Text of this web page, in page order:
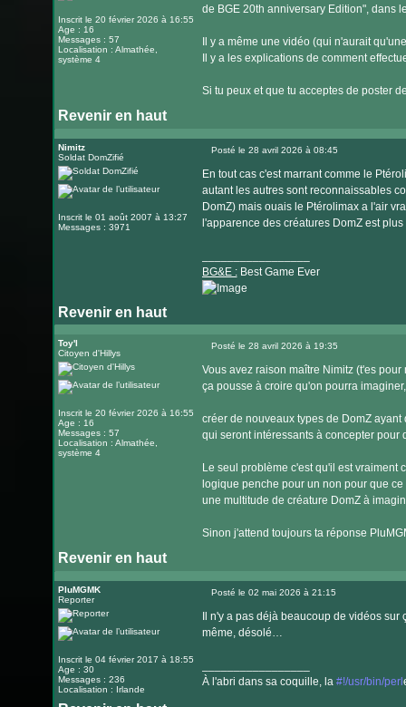
Inscrit le 20 février 2026 à 16:55
Age : 16
Messages : 57
Localisation : Almathée,
système 4
de BGE 20th anniversary Edition", dans
Il y a même une vidéo (qui n'aurait
Il y a les explications de comment
Si tu peux et que tu acceptes de poster
Revenir en haut
Nimitz
Soldat DomZifié
Inscrit le 01 août 2007 à 13:27
Messages : 3971
Posté le 28 avril 2026 à 08:45
En tout cas c'est marrant comme le
autant les autres sont reconnaissables
DomZ) mais ouais le Ptérolimax a l'air
l'apparence des créatures DomZ est
BG&E :Best Game Ever
Revenir en haut
Visiter
le
internet
Toy'l
Citoyen d'Hillys
Inscrit le 20 février 2026 à 16:55
Age : 16
Messages : 57
Localisation : Almathée,
système 4
Posté le 28 avril 2026 à 19:35
Vous avez raison maître Nimitz (t'es
ça pousse à croire qu'on pourra
créer de nouveaux types de DomZ
qui seront intéressants à concepter pour
Le seul problème c'est qu'il est vraiment
logique penche pour un non pour que
une multitude de créature DomZ à
Sinon j'attend toujours ta réponse
Revenir en haut
PluMGMK
Reporter
Inscrit le 04 février 2017 à 18:55
Age : 30
Messages : 236
Localisation : Irlande
Posté le 02 mai 2026 à 21:15
Il n'y a pas déjà beaucoup de vidéos
même, désolé…
À l'abri dans sa coquille, la #!/usr/bin/perl